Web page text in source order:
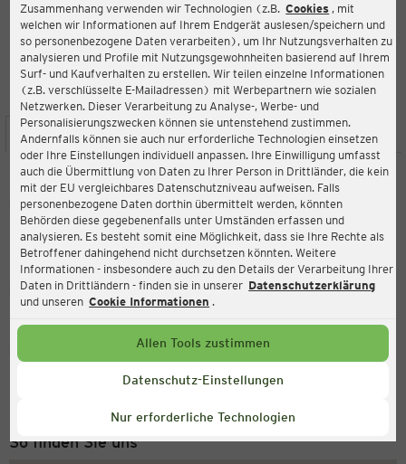
Zusammenhang verwenden wir Technologien (z.B. Cookies , mit
welchen wir Informationen auf Ihrem Endgerät auslesen/speichern und
so personenbezogene Daten verarbeiten), um Ihr Nutzungsverhalten zu
analysieren und Profile mit Nutzungsgewohnheiten basierend auf Ihrem
Surf- und Kaufverhalten zu erstellen. Wir teilen einzelne Informationen
(z.B. verschlüsselte E-Mailadressen) mit Werbepartnern wie sozialen
Netzwerken. Dieser Verarbeitung zu Analyse-, Werbe- und
Personalisierungszwecken können sie untenstehend zustimmen.
Andernfalls können sie auch nur erforderliche Technologien einsetzen
oder Ihre Einstellungen individuell anpassen. Ihre Einwilligung umfasst
auch die Übermittlung von Daten zu Ihrer Person in Drittländer, die kein
mit der EU vergleichbares Datenschutzniveau aufweisen. Falls
personenbezogene Daten dorthin übermittelt werden, könnten
Behörden diese gegebenenfalls unter Umständen erfassen und
analysieren. Es besteht somit eine Möglichkeit, dass sie Ihre Rechte als
Betroffener dahingehend nicht durchsetzen könnten. Weitere
Informationen - insbesondere auch zu den Details der Verarbeitung Ihrer
Daten in Drittländern - finden sie in unserer Datenschutzerklärung
und unseren Cookie Informationen .
Allen Tools zustimmen
Datenschutz-Einstellungen
Nur erforderliche Technologien
ERNSTING'S FAMILY FILIALE
Duisburger Str. 303
47166 Duisburg
3,5
Bewertung:
STANDORT SERVICES SORTIMENT AKTIONEN
Ernsting's family
Duisburger Str. 303, 47166 Duisburg
Aktuell:
Geschlossen
Service Hotline
+49 (0) 2546 / 98 999 98
So finden Sie uns